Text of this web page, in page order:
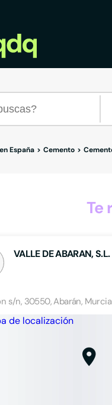
España Cemento
Te
VALLE DE ABARAN, S.L.
s/n, 30550, Abarán, Murcia